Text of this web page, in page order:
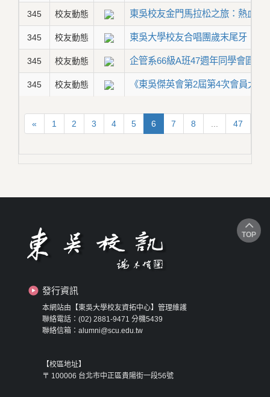
345 校友動態 東吳校友金門馬拉松之旅：熱血、
345 校友動態 東吳大學校友合唱團歲末尾牙
345 校友動態 企管系66級A班47週年同學會圓滿
345 校友動態 《東吳傑英會第2屆第4次會員大會
« 1 2 3 4 5 6 7 8 47
發行資訊
本網站由【東吳大學校友資拓中心】管理維護
聯絡電話：(02) 2881-9471 分機5439
聯絡信箱：alumni@scu.edu.tw
【校區地址】
〒 100006 台北市中正區貴陽街一段56號
TOP